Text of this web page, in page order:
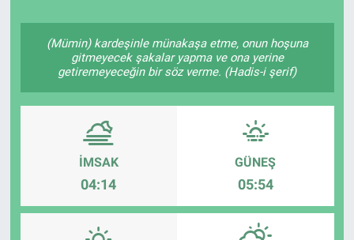
(Mümin) kardeşinle münakaşa etme, onun hoşuna
gitmeyecek şakalar yapma ve ona yerine
getiremeyeceğin bir söz verme. (Hadis-i şerif)
İMSAK
04:14
GÜNEŞ
05:54
Bilecik
Kütahya
Genel